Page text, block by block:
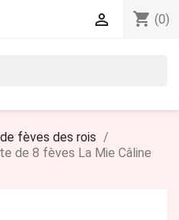
shopping_cart (0)

fèves des rois
de 8 fèves La Mie Câline